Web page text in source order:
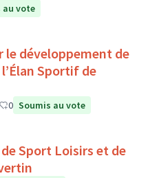
au vote
le développement de
Sportif de
0 Soumis au vote
Sport Loisirs et de